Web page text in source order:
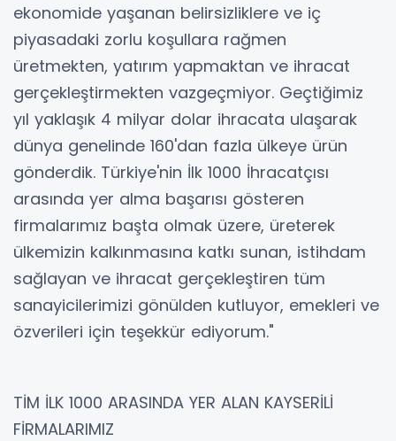
ekonomide yaşanan belirsizliklere ve iç
piyasadaki zorlu koşullara rağmen
üretmekten, yatırım yapmaktan ve ihracat
gerçekleştirmekten vazgeçmiyor. Geçtiğimiz
yıl yaklaşık 4 milyar dolar ihracata ulaşarak
dünya genelinde 160'dan fazla ülkeye ürün
gönderdik. Türkiye'nin İlk 1000 İhracatçısı
arasında yer alma başarısı gösteren
firmalarımız başta olmak üzere, üreterek
ülkemizin kalkınmasına katkı sunan, istihdam
sağlayan ve ihracat gerçekleştiren tüm
sanayicilerimizi gönülden kutluyor, emekleri ve
özverileri için teşekkür ediyorum."
TİM İLK 1000 ARASINDA YER ALAN KAYSERİLİ
FİRMALARIMIZ